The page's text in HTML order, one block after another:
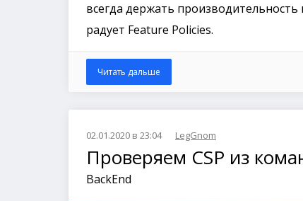
всегда держать
радует Feature Policies.
Читать дальше
02.01.2020 в 23:04 LegGnom
Проверяем CSP из
BackEnd